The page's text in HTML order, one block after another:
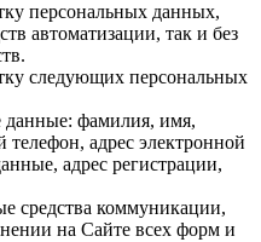
персональных данных,
автоматизации, так и без
следующих персональных
данные: фамилия, имя,
телефон, адрес электронной
адрес регистрации,
средства коммуникации,
на Сайте всех форм и